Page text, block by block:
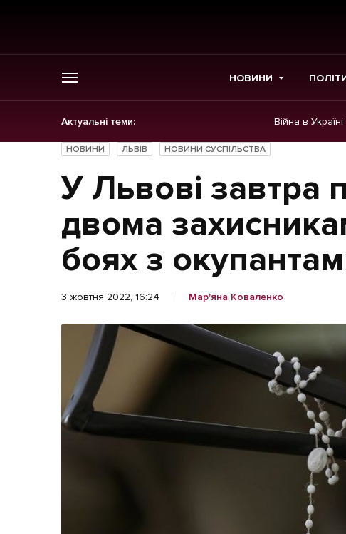
НОВИНИ
Актуальні теми: Війна в Україні
ГОЛОВНЕ
Новини
Політика
Економіка
Бізнес
Життя
Культура
Афіша
НОВИНИ ЛЬВІВ НОВИНИ СУСПІЛЬСТВА
У Львові завтра
двома
боях з
3 жовтня 2022, 16:24 Мар'яна Коваленко